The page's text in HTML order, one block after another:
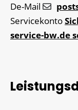
De-Mail
Servicekonto
service-bw.de